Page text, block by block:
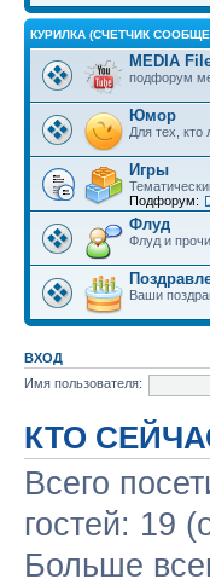
КУРИЛКА (СЧЕТЧИК
MEDIA
подфорум
Юмор
Для тех, кто
Игры
Подфорум:
Флуд
Флуд и
Ваши
ВХОД
Имя пользователя:
КТО
Всего
гостей: 19
Больше